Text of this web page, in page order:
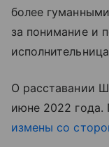
более
за понимание и
О расставании
июне 2022
измены со